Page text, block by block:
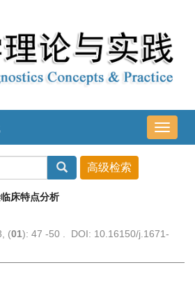
导
航
床特点分析
(01): 47 -50 . DOI: 10.16150/j.1671-